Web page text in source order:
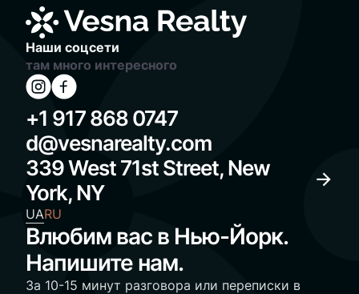
Наши соцсети
там много интересного
+1 917 868 0747
d@vesnarealty.com
339 West 71st Street, New
York, NY
UARU
Влюбим вас в Нью-Йорк.
Напишите нам.
За 10-15 минут разговора или переписки в